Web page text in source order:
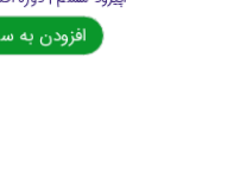
افزودن